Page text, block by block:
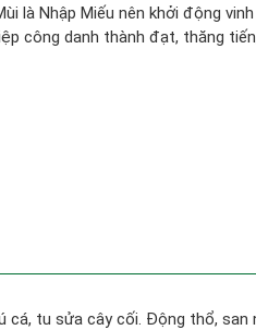
là Nhập Miếu nên khởi động vinh
công danh thành đạt, thăng
cá, tu sửa cây cối. Động thổ, san